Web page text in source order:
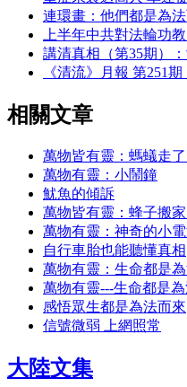
連環畫：他們都是為法
上半年中共對法輪功
講清真相（第35期）
《清流》月報 第251期
相關文章
萬物皆有靈：螞蟻走
萬物有靈：小鬧鐘
魷魚的傾訴
萬物皆有靈：蜂子搬
萬物有靈：神奇的小
自行車胎也能聽懂真相
萬物有靈：生命都是
萬物有靈---生命都是為
感悟眾生都是為法而來
信號微弱 上網照常
大陸文集